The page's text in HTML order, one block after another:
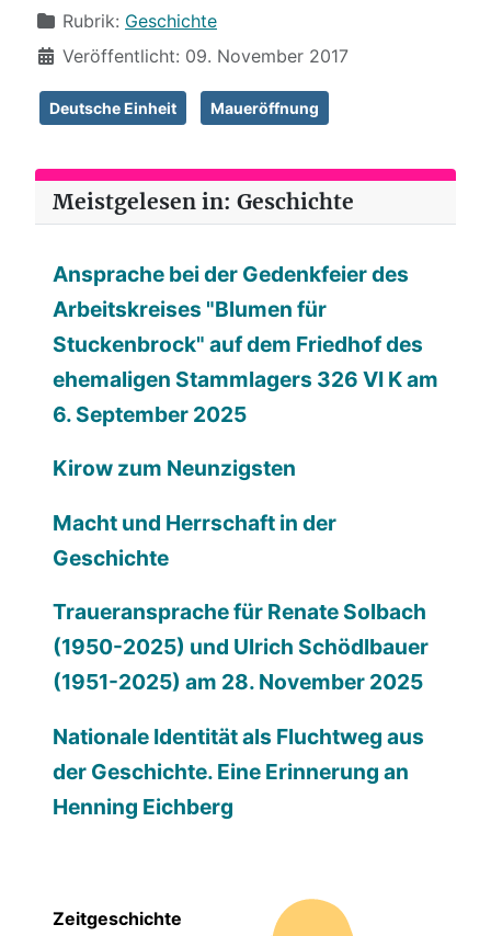
Rubrik: Geschichte
Veröffentlicht: 09. November 2017
Deutsche Einheit Maueröffnung
Meistgelesen in: Geschichte
Ansprache bei der Gedenkfeier des
Arbeitskreises "Blumen für
Stuckenbrock" auf dem Friedhof des
ehemaligen Stammlagers 326 VI K am
6. September 2025
Kirow zum Neunzigsten
Macht und Herrschaft in der
Geschichte
Traueransprache für Renate Solbach
(1950-2025) und Ulrich Schödlbauer
(1951-2025) am 28. November 2025
Nationale Identität als Fluchtweg aus
der Geschichte. Eine Erinnerung an
Henning Eichberg
Zeitgeschichte